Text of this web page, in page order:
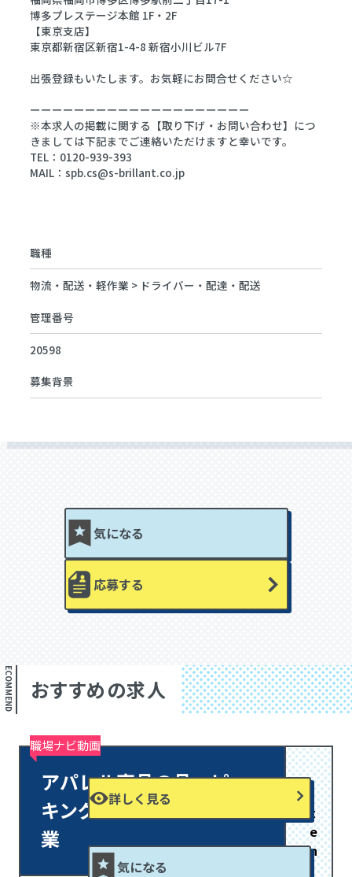
博多プレステージ本館 1F・2F
【東京支店】
東京都新宿区新宿1-4-8 新宿小川ビル7F
出張登録もいたします。お気軽にお問合せください☆
ーーーーーーーーーーーーーーーーーーーー
※本求人の掲載に関する【取り下げ・お問い合わせ】につ
きましては下記までご連絡いただけますと幸いです。
TEL：0120-939-393
MAIL：spb.cs@s-brillant.co.jp
職種
物流・配送・軽作業 > ドライバー・配達・配送
管理番号
20598
募集背景
気になる
応募する
RECOMMEND おすすめの求人
職場ナビ動画
アパレル商品の品・ピッ
キングから出荷までの作
業
t
e
n
詳しく見る
気になる